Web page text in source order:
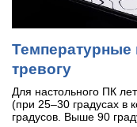
Температурные
тревогу
Для настольного ПК
(при 25–30 градусах в
градусов. Выше 90